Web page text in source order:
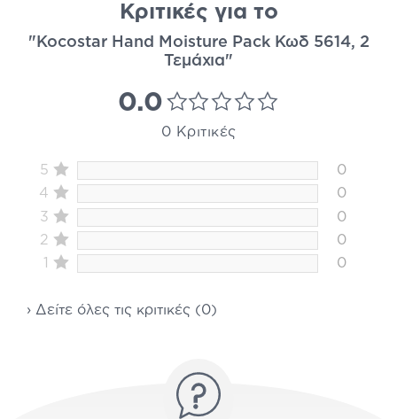
Κριτικές για το
"Kocostar Hand Moisture Pack Κωδ 5614, 2
Τεμάχια"
0.0
0 Κριτικές
5
0
4
0
3
0
2
0
1
0
› Δείτε όλες τις κριτικές (0)